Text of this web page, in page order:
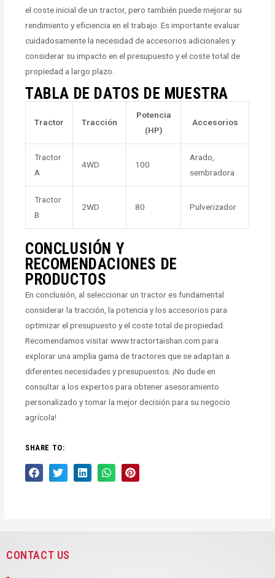
el coste inicial de un tractor, pero también puede mejorar su
rendimiento y eficiencia en el trabajo. Es importante evaluar
cuidadosamente la necesidad de accesorios adicionales y
considerar su impacto en el presupuesto y el coste total de
propiedad a largo plazo.
TABLA DE DATOS DE MUESTRA
Tractor Tracción
Potencia
(HP)
Accesorios
Tractor
A
4WD 100
Arado,
sembradora
Tractor
B
2WD 80 Pulverizador
CONCLUSIÓN Y
RECOMENDACIONES DE
PRODUCTOS
En conclusión, al seleccionar un tractor es fundamental
considerar la tracción, la potencia y los accesorios para
optimizar el presupuesto y el coste total de propiedad.
Recomendamos visitar www.tractortaishan.com para
explorar una amplia gama de tractores que se adaptan a
diferentes necesidades y presupuestos. ¡No dude en
consultar a los expertos para obtener asesoramiento
personalizado y tomar la mejor decisión para su negocio
agrícola!
SHARE TO:
CONTACT US